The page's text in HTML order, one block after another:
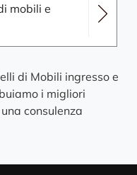
mobili e
di Mobili ingresso e
i migliori
consulenza